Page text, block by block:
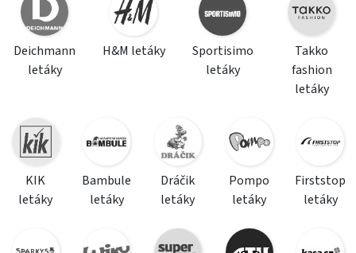
Deichmann
letáky
H&M letáky
Sportisimo
letáky
Takko
fashion
letáky
KIK
letáky
Bambule
letáky
Dráčik
letáky
Pompo
letáky
Firststop
letáky